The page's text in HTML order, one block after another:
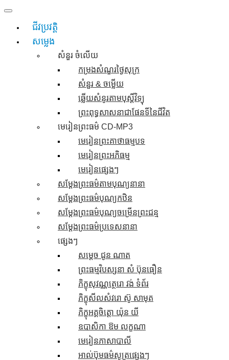
Skip
content
ជីវប្រវត្តិ
សម្លេង
សំនួរ ចំលេីយ
កម្រងសំណួរថ្ងៃសុក្រ
សំនួរ & ចម្លើយ
ឆ្លើយសំនូរតាមបុស្តិ៍វិទ្យុ
ព្រះពុទ្ធសាសនាជាផែនទីនៃជីវិត
មេរៀនព្រះធម៌ CD-MP3
មេរៀនព្រះគាថាធម្មបទ
មេរៀនព្រះអភិធម្ម
មេរៀនផ្សេងៗ
សម្តែងព្រះធម៌តាមបុណ្យនានា
សម្តែងព្រះធម៌បុណ្យកឋិន
សម្តែងព្រះធម៌បុណ្យចម្រើនព្រះជន្ម
សម្តែងព្រះធម៌ប្រទេសនានា
ផ្សេងៗ
សម្តេច ជូន ណាត
ព្រះធម្មវិបស្សនា សំ ប៊ុនធឿន
ភិក្ខុសុវណ្ណត្ថេរោ វង់ ទំព័រ
ភិក្ខុសីលសំវរោ ស៊ូ សាមុត
ភិក្ខុអគ្គចិត្តោ យ៉ុន យី
ឧបាសិកា ឱម លក្ខណា
មេរៀនភាសាបាលី
អាល់ប៊ុមធម៌សូត្រផ្សេងៗ